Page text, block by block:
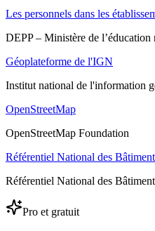
Les personnels dans les
DEPP – Ministère de l’éducation
Géoplateforme de l'IGN
Institut national de l'information
OpenStreetMap
OpenStreetMap Foundation
Référentiel National des
Référentiel National des
Pro et gratuit